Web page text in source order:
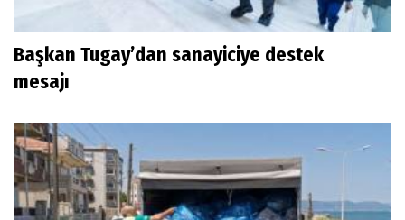
Başkan Tugay’dan sanayiciye destek
mesajı